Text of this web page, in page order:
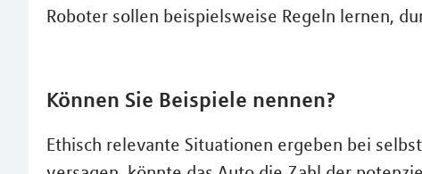
Roboter sollen beispielsweise Regeln lernen,
Können Sie Beispiele nennen?
Ethisch relevante Situationen ergeben bei